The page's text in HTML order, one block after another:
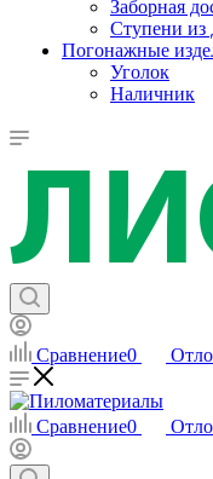
Заборная
Ступени
Погонажные
Уголок
Наличник
Сравнение0
Сравнение0